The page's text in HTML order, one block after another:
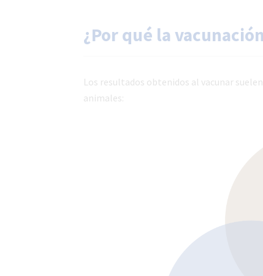
¿Por qué la
Los resultados obtenidos al vacunar
animales: